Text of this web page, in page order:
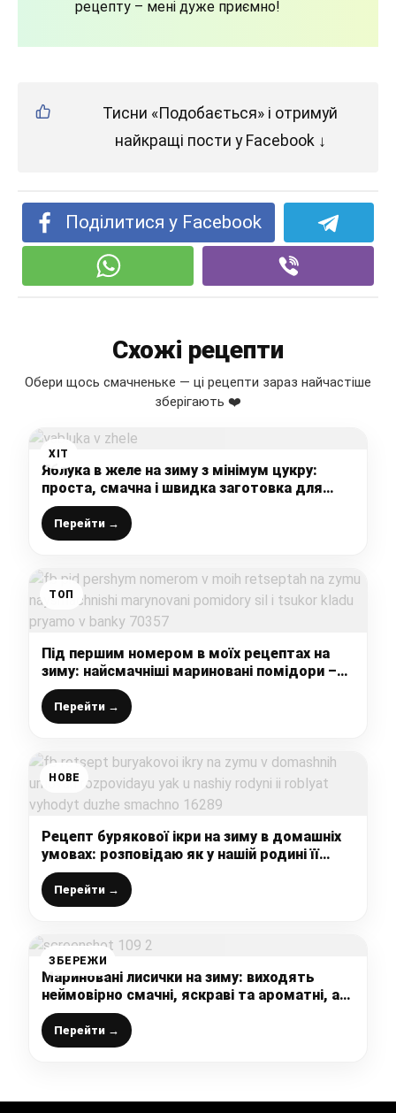
рецепту – мені дуже приємно!
Тисни «Подобається» і отримуй
найкращі пости у Facebook ↓
Поділитися у Facebook
Схожі рецепти
Обери щось смачненьке — ці рецепти зараз найчастіше
зберігають ❤️
ХІТ
Яблука в желе на зиму з мінімум цукру:
проста, смачна і швидка заготовка для
зайнятих господинь
Перейти →
ТОП
Під першим номером в моїх рецептах на
зиму: найсмачніші мариновані помідори –
сіль і цукор кладу прямо в банки
Перейти →
НОВЕ
Рецепт бурякової ікри на зиму в домашніх
умовах: розповідаю як у нашій родині її
роблять, виходить дуже смачно
Перейти →
ЗБЕРЕЖИ
Мариновані лисички на зиму: виходять
неймовірно смачні, яскраві та ароматні, а
готувати дуже просто і легко
Перейти →